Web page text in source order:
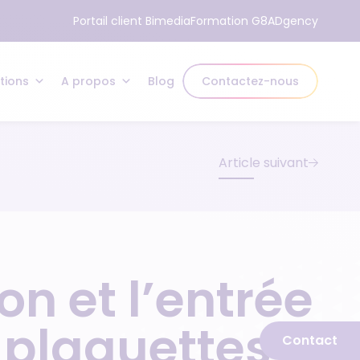
Portail client BimediaFormation G8ADgency
A propos Blog Contactez-nous
Contact
Article suivant
et l’entrée